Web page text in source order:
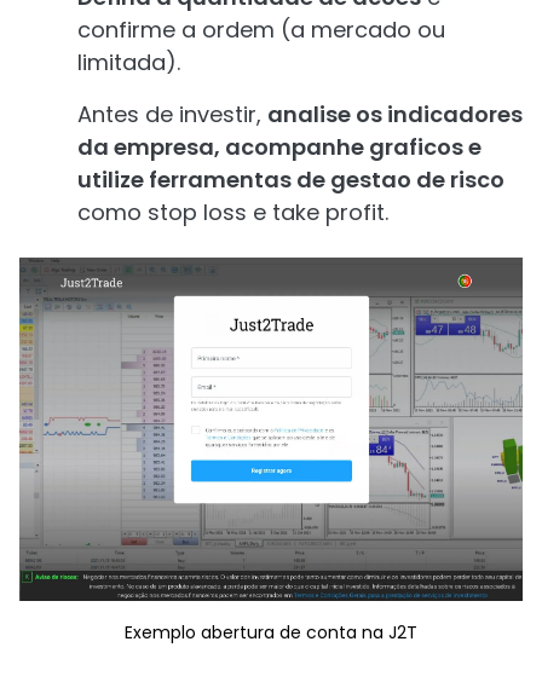
confirme a ordem (a mercado ou
limitada).
Antes de investir, analise os indicadores
da empresa, acompanhe graficos e
utilize ferramentas de gestao de risco
como stop loss e take profit.
Exemplo abertura de conta na J2T